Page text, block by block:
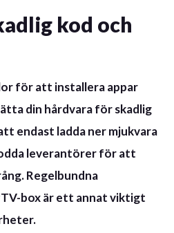
kod och
för att installera appar
din hårdvara för skadlig
endast ladda ner mjukvara
leverantörer för att
Regelbundna
box är ett annat viktigt